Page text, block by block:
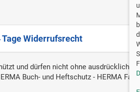
Widerrufsrecht
und dürfen nicht ohne
Buch- und Heftschutz - HERMA